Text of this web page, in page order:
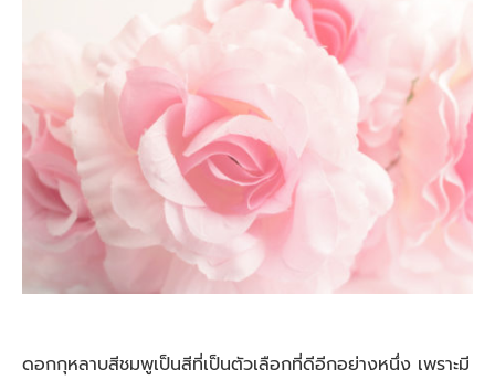
ดอกกุหลาบสีชมพูเป็นสีที่เป็นตัวเลือกที่ดีอีกอย่างหนึ่ง เพราะมี